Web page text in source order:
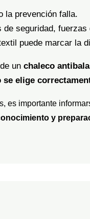
la prevención falla.
seguridad,
puede marcar la
un chaleco
se elige
es importante
y